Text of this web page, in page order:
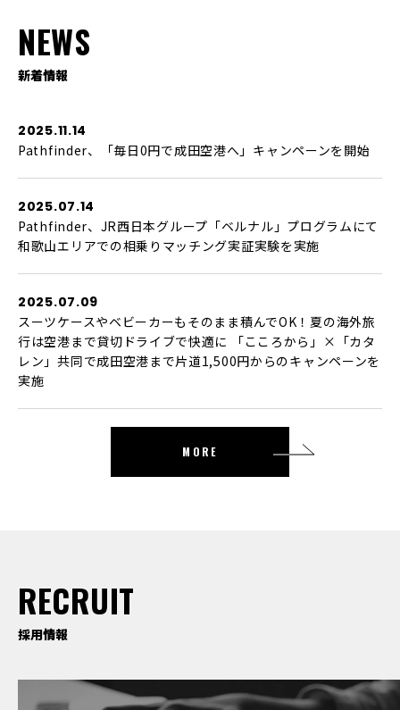
NEWS
新着情報
MORE
2025.11.14
Pathfinder、「毎日0円で成田空港へ」キャンペーンを開始
2025.07.14
Pathfinder、JR西日本グループ「ベルナル」プログラムにて
和歌山エリアでの相乗りマッチング実証実験を実施
2025.07.09
スーツケースやベビーカーもそのまま積んでOK！夏の海外旅
行は空港まで貸切ドライブで快適に 「こころから」×「カタ
レン」共同で成田空港まで片道1,500円からのキャンペーンを
実施
RECRUIT
採用情報